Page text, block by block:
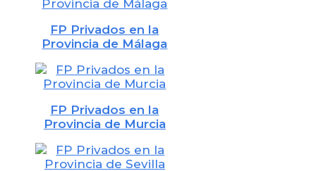
FP Privados en la
Provincia de Málaga
FP Privados en la
Provincia de Murcia